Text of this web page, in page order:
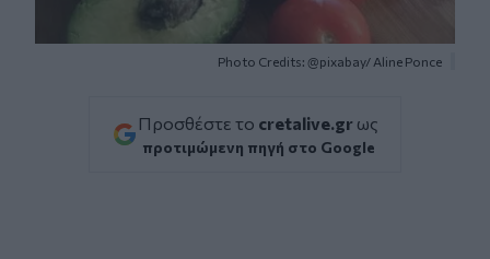
Photo Credits: @pixabay/ Aline Ponce
Προσθέστε το cretalive.gr ως
προτιμώμενη πηγή στο Google